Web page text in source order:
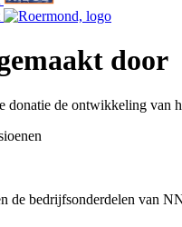
door
donatie de ontwikkeling van
de bedrijfsonderdelen van